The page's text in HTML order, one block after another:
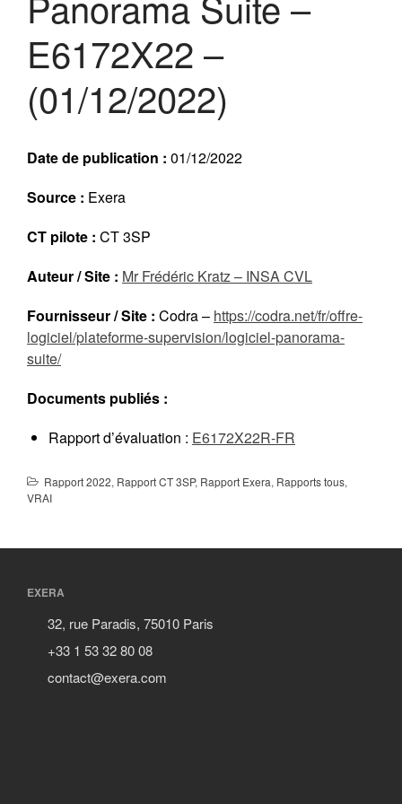
Réalisations récentes
Actualité
E6172X22 –
(01/12/2022)
Date de publication : 01/12/2022
Source : Exera
CT pilote : CT 3SP
Auteur / Site : Mr Frédéric Kratz – INSA CVL
Fournisseur / Site : Codra – https://codra.net/fr/offre-
logiciel/plateforme-supervision/logiciel-panorama-
suite/
Documents publiés :
Rapport d’évaluation : E6172X22R-FR
Rapport 2022, Rapport CT 3SP, Rapport Exera, Rapports tous,
VRAI
EXERA
32, rue Paradis, 75010 Paris
+33 1 53 32 80 08
contact@exera.com